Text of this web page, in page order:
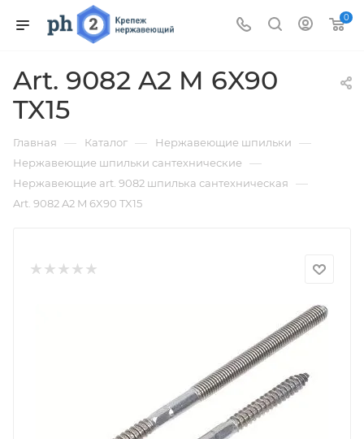
0
Art. 9082 A2 M 6X90
TX15
Главная — Каталог — Нержавеющие шпильки —
Нержавеющие шпильки сантехнические —
Нержавеющие art. 9082 шпилька сантехническая —
Art. 9082 A2 M 6X90 TX15